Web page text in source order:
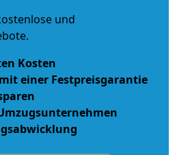
und
Kosten
einer Festpreisgarantie